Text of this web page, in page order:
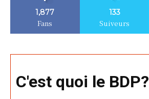
1,877
Fans
133
Suiveurs
C'est quoi le BDP?